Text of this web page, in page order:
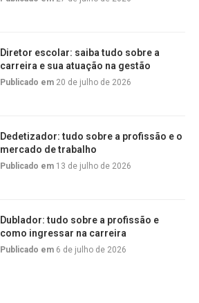
Diretor escolar: saiba tudo sobre a
carreira e sua atuação na gestão
Publicado em 20 de julho de 2026
Dedetizador: tudo sobre a profissão e o
mercado de trabalho
Publicado em 13 de julho de 2026
Dublador: tudo sobre a profissão e
como ingressar na carreira
Publicado em 6 de julho de 2026